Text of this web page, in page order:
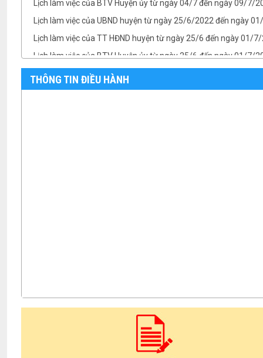
Lịch làm việc của UBND huyện từ ngày 25/6/2022 đến ngày
Lịch làm việc của TT HĐND huyện từ ngày 25/6 đến ngày 01/
Lịch làm việc của BTV Huyện ủy từ ngày 25/6 đến ngày 01/7/
TB- Ý kiến kết luận của Chủ tịch UBND huyện Phan Văn Linh
TB- Ý kiến kết luận của PCT UBND huyện Vũ Thành Công tại
THÔNG TIN ĐIỀU HÀNH